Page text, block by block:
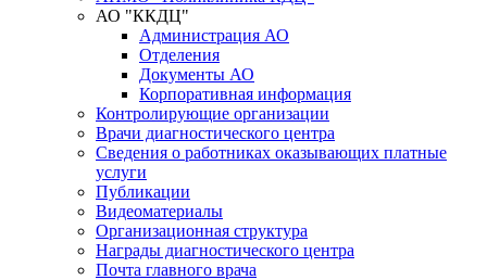
АО "ККДЦ"
Администрация АО
Отделения
Документы АО
Корпоративная информация
Контролирующие организации
Врачи диагностического центра
Сведения о работниках оказывающих платные
услуги
Публикации
Видеоматериалы
Организационная структура
Награды диагностического центра
Почта главного врача